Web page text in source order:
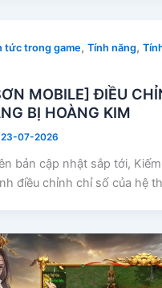
tức trong game,Tính năng,
MOBILE] ĐIỀU
BỊ HOÀNG KIM
23-07-2026
bản cập nhật sắp tới,
điều chỉnh chỉ số của hệ